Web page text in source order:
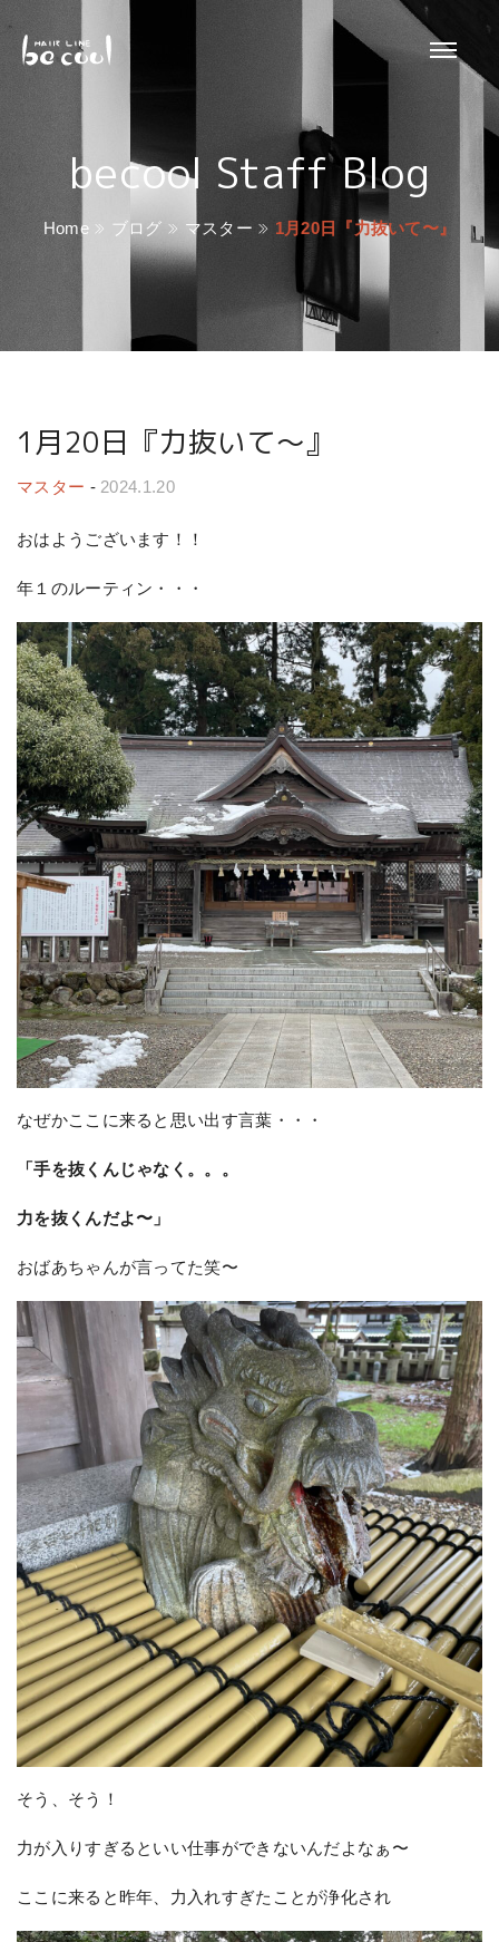
becool Staff Blog
Home ブログ マスター 1月20日『力抜いて〜』
1月20日『力抜いて〜』
マスター - 2024.1.20
おはようございます！！
年１のルーティン・・・
なぜかここに来ると思い出す言葉・・・
「手を抜くんじゃなく。。。
力を抜くんだよ〜」
おばあちゃんが言ってた笑〜
そう、そう！
力が入りすぎるといい仕事ができないんだよなぁ〜
ここに来ると昨年、力入れすぎたことが浄化され